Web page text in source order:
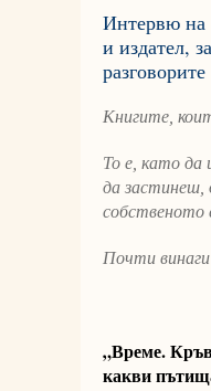
Интервю на
и издател,
Книгите,
То е, като да
да застинеш,
собственото
Почти винаги
„Време.
какви